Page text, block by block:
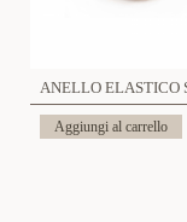
Aggiungi al carrello